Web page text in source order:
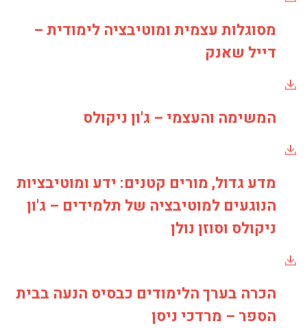
מסוגלות עצמית ומוטיבציה לימודית –
דייל שאנק
המשימה והעצמי – ג'ון ניקולס
מדע גדול, מורים קטנים: ידע ומוטיבציות
הנוגעים למוטיבציה של תלמידים – ג'ון
ניקולס וסוזן נולן
הכרה בערך הלימודים כבסיס הנעה בבית
הספר – מרדכי ניסן